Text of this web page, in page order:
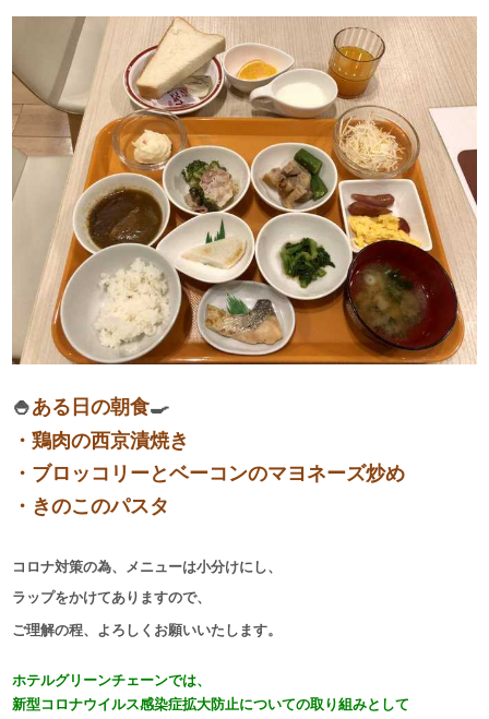
​🍚ある日の朝食🍳
・鶏肉の西京漬焼き
・ ブロッコリーとベーコンのマヨネーズ炒め
・ きのこのパスタ
コロナ対策の為、メニューは小分けにし、
ラップをかけてありますので、
ご理解の程、よろしくお願いいたします。
ホテルグリーンチェーンでは、​​​​
新型コロナウイルス感染症拡大防止についての取り組みとして